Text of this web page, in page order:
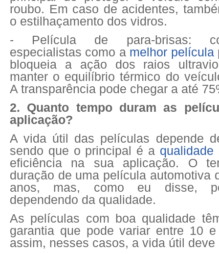
roubo. Em caso de acidentes,
o estilhaçamento dos vidros.
- Película de para-brisas:
especialistas como a melhor película
bloqueia a ação dos raios
manter o equilíbrio térmico do
A transparência pode chegar a até
2. Quanto tempo duram as
aplicação?
A vida útil das películas depende
sendo que o principal é a qualidade
eficiência na sua aplicação. O
duração de uma película automotiva
anos, mas, como eu disse,
dependendo da qualidade.
As películas com boa qualidade
garantia que pode variar entre 10
assim, nesses casos, a vida útil deve